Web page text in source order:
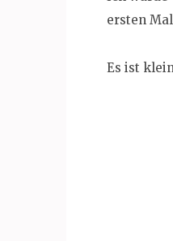
ersten
Es ist